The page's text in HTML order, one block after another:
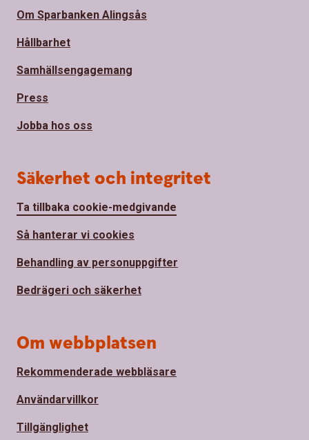
Om Sparbanken Alingsås
Hållbarhet
Samhällsengagemang
Press
Jobba hos oss
Säkerhet och integritet
Ta tillbaka cookie-medgivande
Så hanterar vi cookies
Behandling av personuppgifter
Bedrägeri och säkerhet
Om webbplatsen
Rekommenderade webbläsare
Användarvillkor
Tillgänglighet